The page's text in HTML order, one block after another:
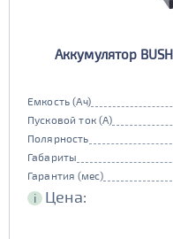
Аккумулятор
Емкость (Ач)
Пусковой ток (А)
Полярность
Габариты
Гарантия (мес)
i Цена: